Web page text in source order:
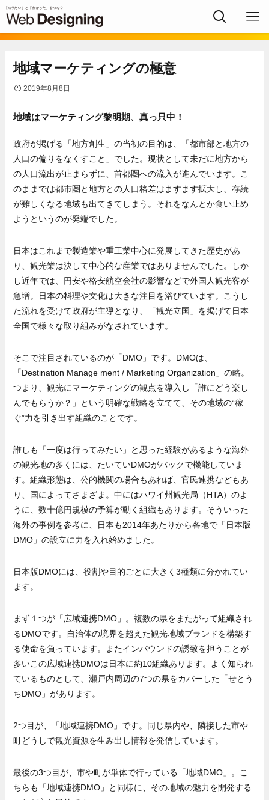
地域マーケティングの極意
2019年8月8日
地域はマーケティング黎明期、真っ只中！
政府が掲げる「地方創生」の当初の目的は、「都市部と地方の
人口の偏りをなくすこと」でした。現状として未だに地方から
の人口流出が止まらずに、首都圏への流入が進んでいます。こ
のままでは都市圏と地方との人口格差はますます拡大し、存続
が難しくなる地域も出てきてしまう。それをなんとか食い止め
ようというのが発端でした。
日本はこれまで製造業や重工業中心に発展してきた歴史があ
り、観光業は決して中心的な産業ではありませんでした。しか
し近年では、円安や格安航空会社の影響などで外国人観光客が
急増。日本の料理や文化は大きな注目を浴びています。こうし
た流れを受けて政府が主導となり、「観光立国」を掲げて日本
全国で様々な取り組みがなされています。
そこで注目されているのが「DMO」です。DMOは、
「Destination Manage ment / Marketing Organization」の略。
つまり、観光にマーケティングの観点を導入し「誰にどう楽し
んでもらうか？」という明確な戦略を立てて、その地域の“稼
ぐ”力を引き出す組織のことです。
誰しも「一度は行ってみたい」と思った経験があるような海外
の観光地の多くには、たいていDMOがバックで機能していま
す。組織形態は、公的機関の場合もあれば、官民連携などもあ
り、国によってさまざま。中にはハワイ州観光局（HTA）のよ
うに、数十億円規模の予算が動く組織もあります。そういった
海外の事例を参考に、日本も2014年あたりから各地で「日本版
DMO」の設立に力を入れ始めました。
日本版DMOには、役割や目的ごとに大きく3種類に分かれてい
ます。
まず１つが「広域連携DMO」。複数の県をまたがって組織され
るDMOです。自治体の境界を超えた観光地域ブランドを構築す
る使命を負っています。またインバウンドの誘致を担うことが
多いこの広域連携DMOは日本に約10組織あります。よく知られ
ているものとして、瀬戸内周辺の7つの県をカバーした「せとう
ちDMO」があります。
2つ目が、「地域連携DMO」です。同じ県内や、隣接した市や
町どうしで観光資源を生み出し情報を発信しています。
最後の3つ目が、市や町が単体で行っている「地域DMO」。こ
ちらも「地域連携DMO」と同様に、その地域の魅力を開発する